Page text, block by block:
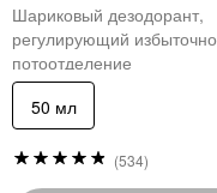
Шариковый дезодорант,
регулирующий
потоотделение
50 мл
Рейтинг: (534)